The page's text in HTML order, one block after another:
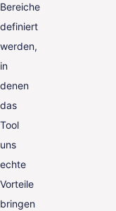
Bereiche
definiert
werden,
in
denen
das
Tool
uns
echte
Vorteile
bringen